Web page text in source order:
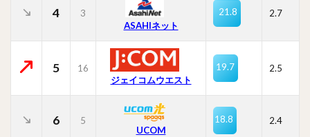
4
3
ASAHIネット
21.8 2.7
5
16
ジェイコムウエスト
19.7 2.5
6
5
UCOM
18.8 2.4